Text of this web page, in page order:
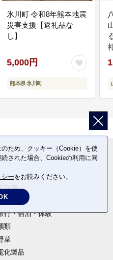
氷川町 令和8年熊本地震
災害支援【返礼品な
し】
5,000円
熊本県 氷川町
期便
類
行・宿泊・体験
類
菜
化製品
ため、クッキー（Cookie）を使
された場合、Cookieの利用に同
ーをお読みください。